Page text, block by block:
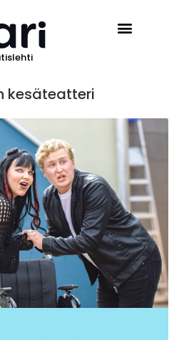
kesäteatteri